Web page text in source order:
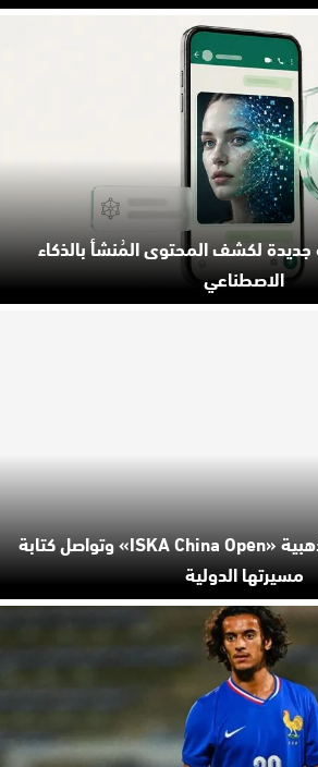
جديدة لكشف المحتوى المُنشأ بالذكاء
الاصطناعي
أمبر تسودالي تحصد ذهبية «ISKA China Open» وتواصل كتابة
مسيرتها الدولية